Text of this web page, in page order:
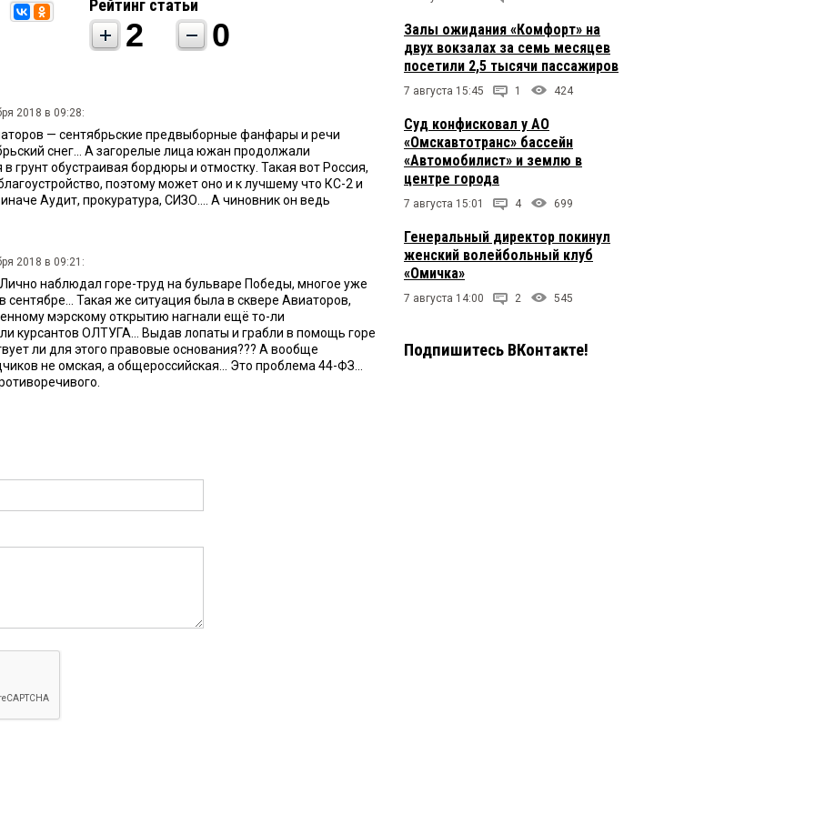
Рейтинг статьи
2 0
2018 в 09:28:
— сентябрьские предвыборные фанфары и речи
снег... А загорелые лица южан продолжали
грунт обустраивая бордюры и отмостку. Такая вот Россия,
поэтому может оно и к лучшему что КС-2 и
Аудит, прокуратура, СИЗО.... А чиновник он ведь
2018 в 09:21:
наблюдал горе-труд на бульваре Победы, многое уже
сентябре... Такая же ситуация была в сквере Авиаторов,
мэрскому открытию нагнали ещё то-ли
курсантов ОЛТУГА... Выдав лопаты и грабли в помощь горе
ли для этого правовые основания??? А вообще
не омская, а общероссийская... Это проблема 44-ФЗ...
Залы ожидания «Комфорт» на
двух вокзалах за семь месяцев
посетили 2,5 тысячи пассажиров
7 августа 15:45 1 424
Суд конфисковал у АО
«Омскавтотранс» бассейн
«Автомобилист» и землю в
центре города
7 августа 15:01 4 699
Генеральный директор покинул
женский волейбольный клуб
«Омичка»
7 августа 14:00 2 545
Подпишитесь ВКонтакте!